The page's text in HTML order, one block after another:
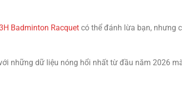
Badminton Racquet có thể đánh lừa bạn, nhưng
những dữ liệu nóng hổi nhất từ đầu năm 2026